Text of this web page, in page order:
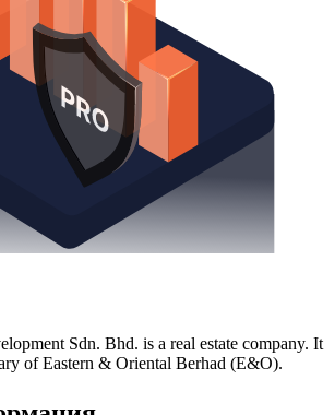
Sdn. Bhd. is a real estate company. It
of Eastern & Oriental Berhad (E&O).